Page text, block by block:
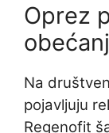
Oprez
Na
pojavljuju
Regenofit